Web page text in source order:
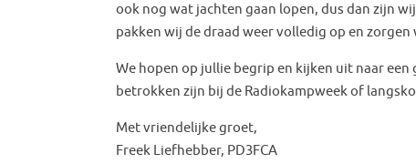
ook nog wat jachten gaan lopen, dus dan zijn
pakken wij de draad weer volledig op en
We hopen op jullie begrip en kijken uit naar
betrokken zijn bij de Radiokampweek of
Met vriendelijke groet,
Freek Liefhebber, PD3FCA